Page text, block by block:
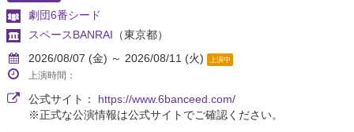
劇団6番シード
スペースBANRAI （東京都）
2026/08/07 (金) ～ 2026/08/11 (火)
上演中
上演時間：
公式サイト： https://www.6banceed.com/
※正式な公演情報は公式サイトでご確認ください。